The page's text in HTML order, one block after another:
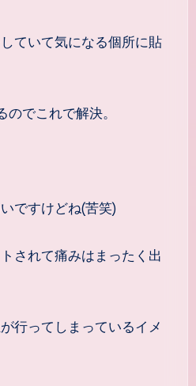
ていて気になる個所に貼
でこれで解決。
ですけどね(苦笑)
されて痛みはまったく出
行ってしまっているイメ